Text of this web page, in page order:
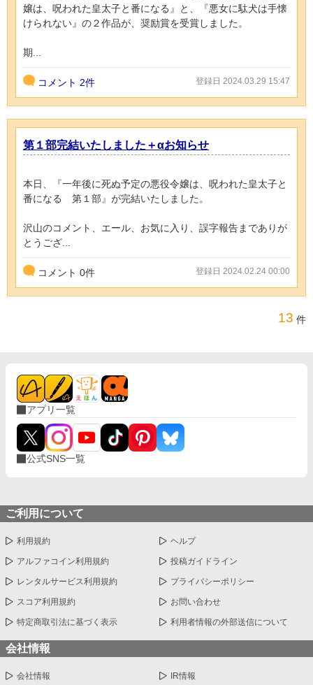
嬢は、呪われた皇太子と番になる』と、『悪女に駄犬は手懐
けられない』の２作品が、奨励賞を受賞しました。
期...
コメント 2件 登録日 2024.03.29 15:47
第１部完結いたしました＋αお知らせ
本日、『一年後に死ぬ予定の悪役令嬢は、呪われた皇太子と
番になる 第１部』が完結いたしました。
沢山のコメント、エール、お気に入り、誤字報告までありが
とうござ...
コメント 0件 登録日 2024.02.24 00:00
13 件
アプリ一覧
公式SNS一覧
ご利用について
利用規約 ヘルプ
アルファコイン利用規約 投稿ガイドライン
レンタルサービス利用規約 プライバシーポリシー
スコア利用規約 お問い合わせ
特定商取引法に基づく表示 利用者情報の外部送信について
会社情報
会社情報 IR情報